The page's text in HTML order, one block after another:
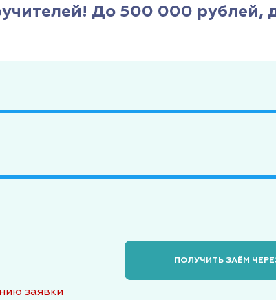
До 500 000 рублей,
ПОЛУЧИТЬ ЗАЁМ
заявки